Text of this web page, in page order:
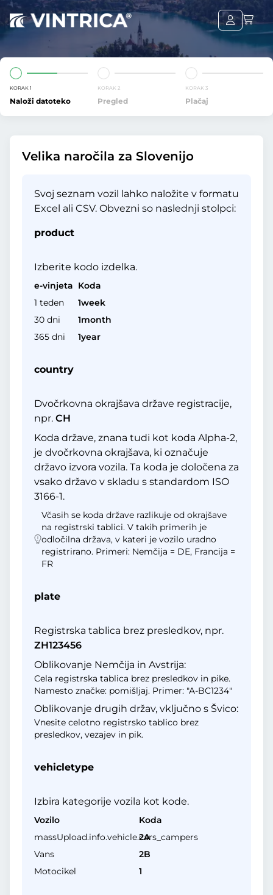
KORAK 1
Naloži datoteko
KORAK 2
Pregled
KORAK 3
Plačaj
Velika naročila za Slovenijo
Svoj seznam vozil lahko naložite v formatu
Excel ali CSV. Obvezni so naslednji stolpci:
product
Izberite kodo izdelka.
e-vinjeta Koda
1 teden
1week
30 dni
1month
365 dni
1year
country
Dvočrkovna okrajšava države registracije,
npr. CH
Koda države, znana tudi kot koda Alpha-2,
je dvočrkovna okrajšava, ki označuje
državo izvora vozila. Ta koda je določena za
vsako državo v skladu s standardom ISO
3166-1.
Včasih se koda države razlikuje od okrajšave
na registrski tablici. V takih primerih je
odločilna država, v kateri je vozilo uradno
registrirano. Primeri: Nemčija = DE, Francija =
FR
plate
Registrska tablica brez presledkov, npr.
ZH123456
Oblikovanje Nemčija in Avstrija:
Cela registrska tablica brez presledkov in pike.
Namesto značke: pomišljaj. Primer: "A-BC1234"
Oblikovanje drugih držav, vključno s Švico:
Vnesite celotno registrsko tablico brez
presledkov, vezajev in pik.
vehicletype
Izbira kategorije vozila kot kode.
Vozilo
Koda
massUpload.info.vehicle.cars_campers
2A
Vans
2B
Motocikel
1